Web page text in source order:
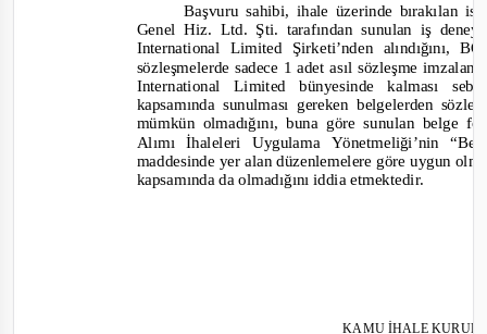
Başvuru sahibi, ihale üzerinde bırakılan
Genel Hiz. Ltd. Şti. tarafından sunulan iş
International Limited Şirketi’nden alındığını,
sözleşmelerde sadece 1 adet asıl sözleşme
International Limited bünyesinde kalması
kapsamında sunulması gereken belgelerden
mümkün olmadığını, buna göre sunulan belge
Alımı İhaleleri Uygulama Yönetmeliği’nin
maddesinde yer alan düzenlemelere göre uygun
kapsamında da olmadığını iddia etmektedir.
KAMU İHALE